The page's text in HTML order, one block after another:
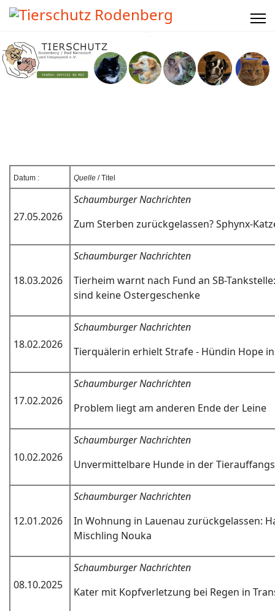
Datum : Quelle / Titel
27.05.2026
Schaumburger Nachrichten
Zum Sterben zurückgelassen? Sphynx-
18.03.2026
Schaumburger Nachrichten
Tierheim warnt nach Fund an SB-
sind keine Ostergeschenke
18.02.2026
Schaumburger Nachrichten
Tierquälerin erhielt Strafe - Hündin Hope
17.02.2026
Schaumburger Nachrichten
Problem liegt am anderen Ende der Leine
10.02.2026
Schaumburger Nachrichten
Unvermittelbare Hunde in der
12.01.2026
Schaumburger Nachrichten
In Wohnung in Lauenau zurückgelassen:
Mischling Nouka
08.10.2025
Schaumburger Nachrichten
Kater mit Kopfverletzung bei Regen in